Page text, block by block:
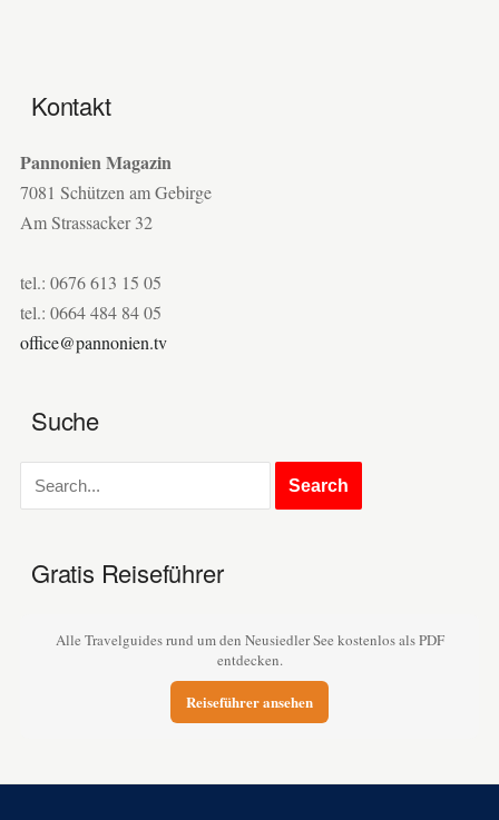
Kontakt
Pannonien Magazin
7081 Schützen am Gebirge
Am Strassacker 32
tel.: 0676 613 15 05
tel.: 0664 484 84 05
office@pannonien.tv
Suche
Gratis Reiseführer
Alle Travelguides rund um den Neusiedler See kostenlos als PDF
entdecken.
Reiseführer ansehen